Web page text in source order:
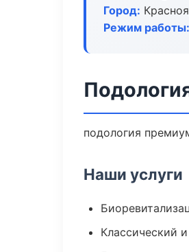
Город:
Режим работы:
подология
Наши услуги
Классический